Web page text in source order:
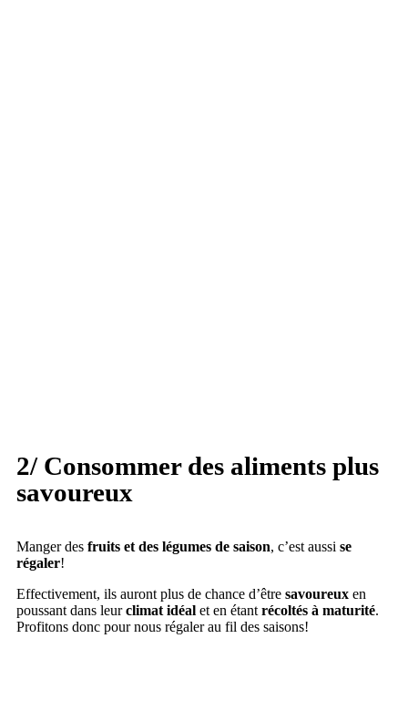
2/ Consommer des aliments plus
savoureux
Manger des fruits et des légumes de saison, c’est aussi se
régaler!
Effectivement, ils auront plus de chance d’être savoureux en
poussant dans leurclimat idéal et en étant récoltés à maturité.
Profitons donc pour nous régaler au fil des saisons!